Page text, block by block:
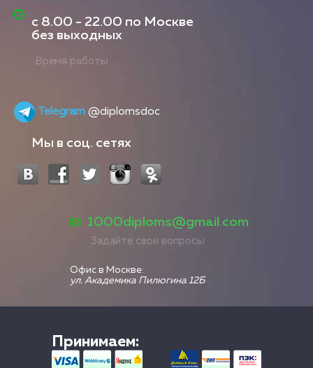
с 8.00 - 22.00 по Москве
без выходных
Время работы
Telegram @diplomsdoc
Мы в соц. сетях
1000diploms@gmail.com
Задайте свои вопросы
Офис в Москве:
ул. Академика Пилюгина 12Б
Принимаем: